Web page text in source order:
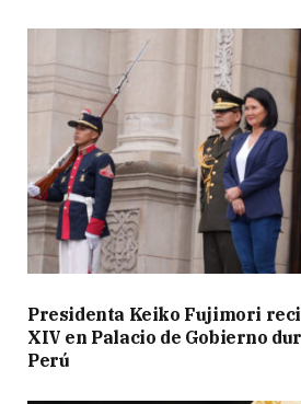
Presidenta Keiko Fujimori
XIV en Palacio de Gobierno
Perú